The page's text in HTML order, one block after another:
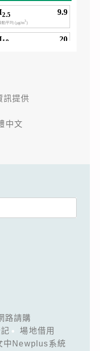
訊提供
中文
路請購
場地借用
中Newplus系統